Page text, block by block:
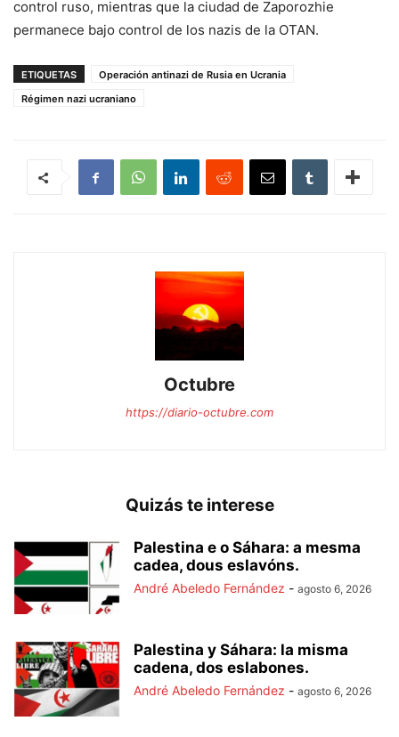
control ruso, mientras que la ciudad de Zaporozhie
permanece bajo control de los nazis de la OTAN.
ETIQUETAS
Operación antinazi de Rusia en Ucrania
Régimen nazi ucraniano
Octubre
https://diario-octubre.com
Quizás te interese
Palestina e o Sáhara: a mesma
cadea, dous eslavóns.
André Abeledo Fernández - agosto 6, 2026
Palestina y Sáhara: la misma
cadena, dos eslabones.
André Abeledo Fernández - agosto 6, 2026